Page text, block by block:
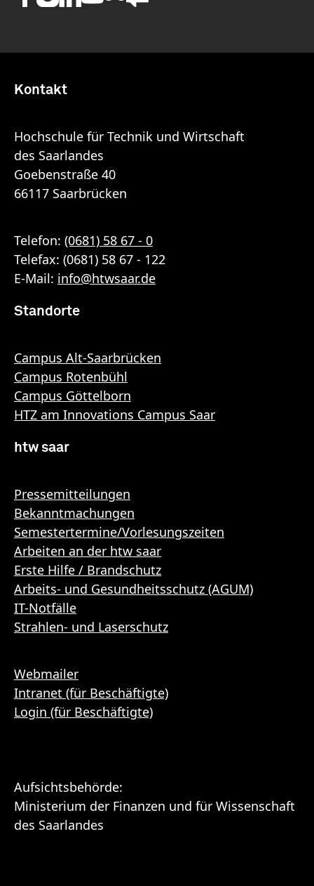
Kontakt
Hochschule für Technik und Wirtschaft
des Saarlandes
Goebenstraße 40
66117 Saarbrücken
Telefon: (0681) 58 67 - 0
Telefax: (0681) 58 67 - 122
E-Mail: info@htwsaar.de
Standorte
Campus Alt-Saarbrücken
Campus Rotenbühl
Campus Göttelborn
HTZ am Innovations Campus Saar
htw saar
Pressemitteilungen
Bekanntmachungen
Semestertermine/Vorlesungszeiten
Arbeiten an der htw saar
Erste Hilfe / Brandschutz
Arbeits- und Gesundheitsschutz (AGUM)
IT-Notfälle
Strahlen- und Laserschutz
Webmailer
Intranet (für Beschäftigte)
Login (für Beschäftigte)
Aufsichtsbehörde:
Ministerium der Finanzen und für Wissenschaft
des Saarlandes